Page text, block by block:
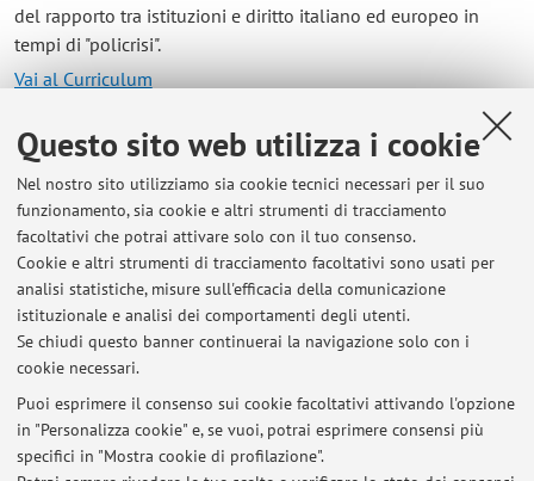
Questo sito web utilizza i cookie
Nel nostro sito utilizziamo sia cookie tecnici necessari per il suo
funzionamento, sia cookie e altri strumenti di tracciamento
facoltativi che potrai attivare solo con il tuo consenso.
Cookie e altri strumenti di tracciamento facoltativi sono usati per
analisi statistiche, misure sull'efficacia della comunicazione
istituzionale e analisi dei comportamenti degli utenti.
Se chiudi questo banner continuerai la navigazione solo con i
cookie necessari.
Puoi esprimere il consenso sui cookie facoltativi attivando l'opzione
in "Personalizza cookie" e, se vuoi, potrai esprimere consensi più
specifici in "Mostra cookie di profilazione".
del rapporto tra istituzioni e diritto italiano ed europeo in
tempi di "policrisi".
Vai al Curriculum
Contatti
E-mail: andrea.giorgilli2@unibo.it
Dipartimento di Scienze Giuridiche
Via Zamboni 27/29, Bologna - Vai alla mappa
Ultimi avvisi